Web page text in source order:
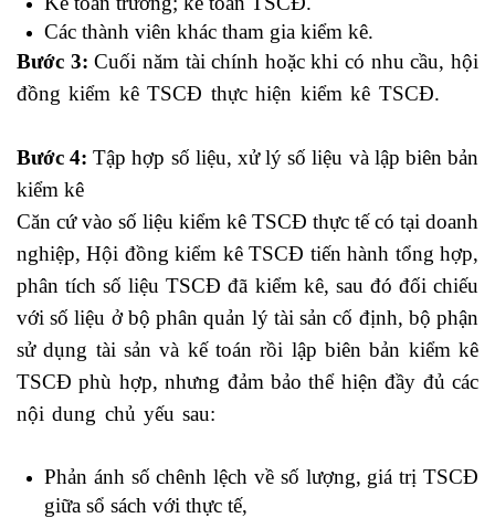
Các thành viên khác tham gia kiểm kê.
Bước 3: Cuối năm tài chính hoặc khi có nhu cầu, hội
đồng kiểm kê TSCĐ thực hiện kiểm kê TSCĐ.
Bước 4: Tập hợp số liệu, xử lý số liệu và lập biên bản
kiểm kê
Căn cứ vào số liệu kiểm kê TSCĐ thực tế có tại doanh
nghiệp, Hội đồng kiểm kê TSCĐ tiến hành tổng hợp,
phân tích số liệu TSCĐ đã kiểm kê, sau đó đối chiếu
với số liệu ở bộ phân quản lý tài sản cố định, bộ phận
sử dụng tài sản và kế toán rồi lập biên bản kiểm kê
TSCĐ phù hợp, nhưng đảm bảo thể hiện đầy đủ các
nội dung chủ yếu sau:
Phản ánh số chênh lệch về số lượng, giá trị TSCĐ
giữa sổ sách với thực tế,